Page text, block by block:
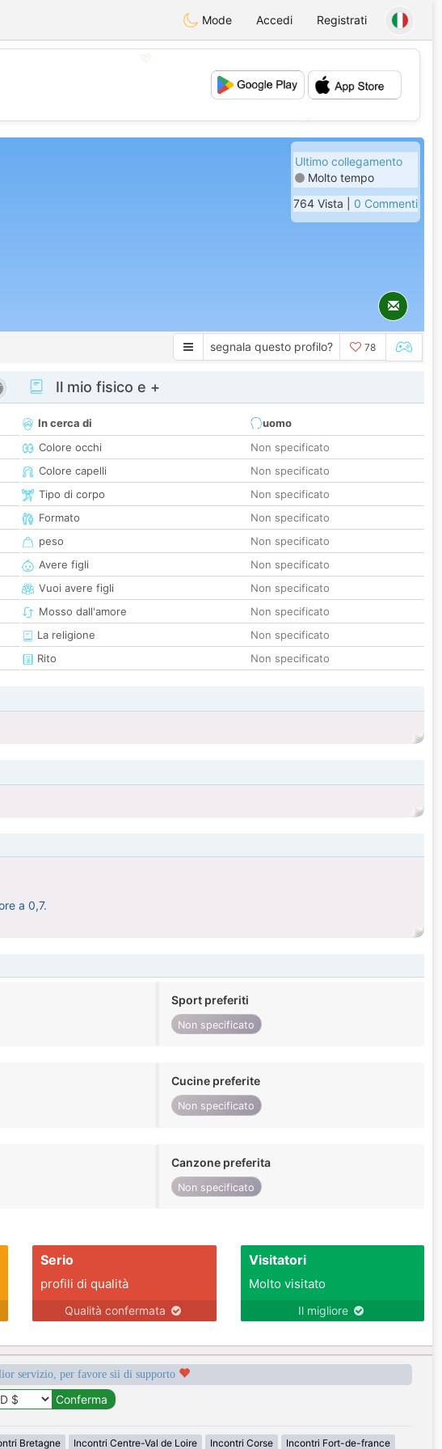
Mode Accedi Registrati
💕
Ultimo collegamento
Molto tempo
764 Vista | 0 Commenti
segnala questo profilo? 78
Il mio fisico e +
In cerca di
uomo
Colore occhi
Non specificato
Colore capelli
Non specificato
Tipo di corpo
Non specificato
Formato
Non specificato
peso
Non specificato
Avere figli
Non specificato
Vuoi avere figli
Non specificato
Mosso dall'amore
Non specificato
La religione
Non specificato
Rito
Non specificato
a 0,7.
Sport preferiti
Non specificato
Cucine preferite
Non specificato
Canzone preferita
Non specificato
Serio
profili di qualità
Qualità confermata
Visitatori
Molto visitato
Il migliore
servizio, per favore sii di supporto
Bretagne Incontri Centre-Val de Loire Incontri Corse Incontri Fort-de-france